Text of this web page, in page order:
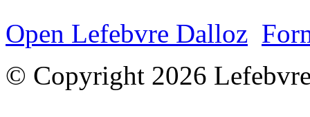
Open Lefebvre Dalloz
© Copyright 2026